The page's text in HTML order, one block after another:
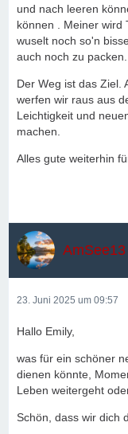
und nach leeren
können . Meiner wird
wuselt noch so'n
auch noch zu packen.
Der Weg ist das Ziel.
werfen wir raus aus
Leichtigkeit und
machen.
Alles gute weiterhin
AmSee13
23. Juni 2025 um 09:57
Hallo Emily,
was für ein schöner
dienen könnte,
Leben weitergeht
Schön, dass wir dich